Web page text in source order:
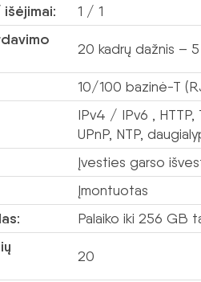
1 / 1
20 kadrų dažnis –
10/100 bazinė-T
IPv4 / IPv6 , HTTP,
UPnP, NTP,
Įvesties garso
Įmontuotas
Palaiko iki 256 GB
20